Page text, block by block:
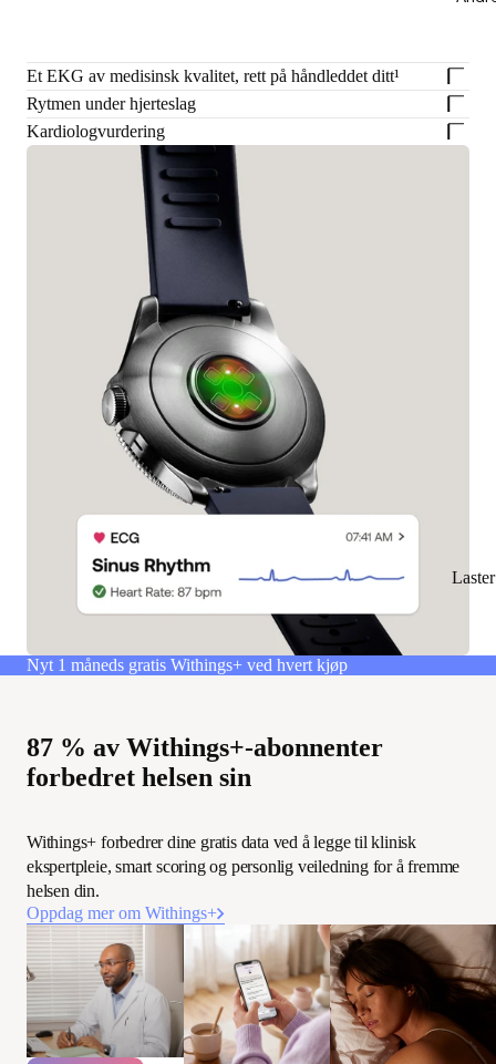
Et EKG av medisinsk kvalitet, rett på håndleddet ditt¹
Rytmen under hjerteslag
Kardiologvurdering
Nyt 1 måneds gratis Withings+ ved hvert kjøp
87 % av Withings+-abonnenter
forbedret helsen sin
Withings+ forbedrer dine gratis data ved å legge til klinisk
ekspertpleie, smart scoring og personlig veiledning for å fremme
helsen din.
Oppdag mer om Withings+